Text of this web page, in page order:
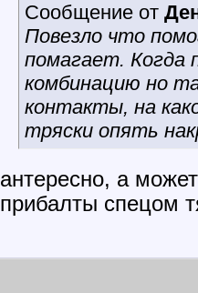
Сообщение от
Повезло что
помагает. Когда
комбинацию но
контакты, на
тряски опять
антересно, а
прибалты спецом